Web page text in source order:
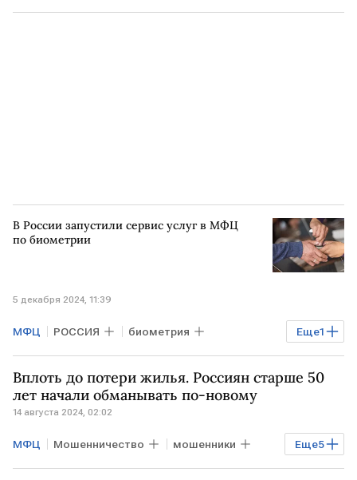
В России запустили сервис услуг в МФЦ
по биометрии
5 декабря 2024, 11:39
Еще1
МФЦ РОССИЯ биометрия
сбор биометрических данных
Вплоть до потери жилья. Россиян старше 50
лет начали обманывать по-новому
14 августа 2024, 02:02
Еще5
МФЦ Мошенничество мошенники
юрист Иван Соловьев Эксклюзив